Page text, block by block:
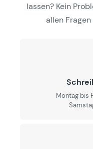
lassen? Kein
allen
Montag bis